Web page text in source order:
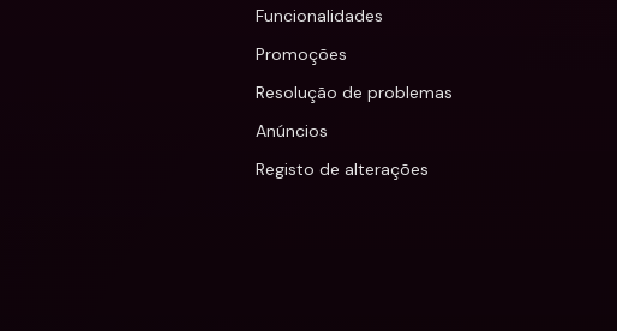
Funcionalidades
Promoções
Resolução de problemas
Anúncios
Registo de alterações